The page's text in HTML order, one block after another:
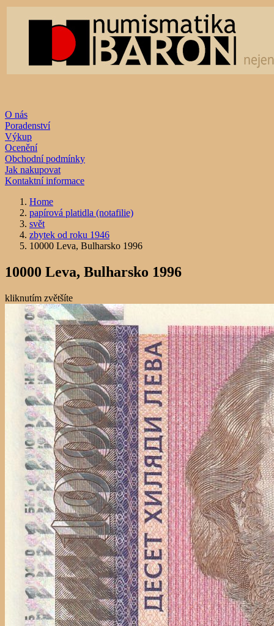
O nás
Poradenství
Výkup
Ocenění
Obchodní podmínky
Jak nakupovat
Kontaktní informace
Home
papírová platidla (notafilie)
svět
zbytek od roku 1946
10000 Leva, Bulharsko 1996
10000 Leva, Bulharsko 1996
kliknutím zvětšíte